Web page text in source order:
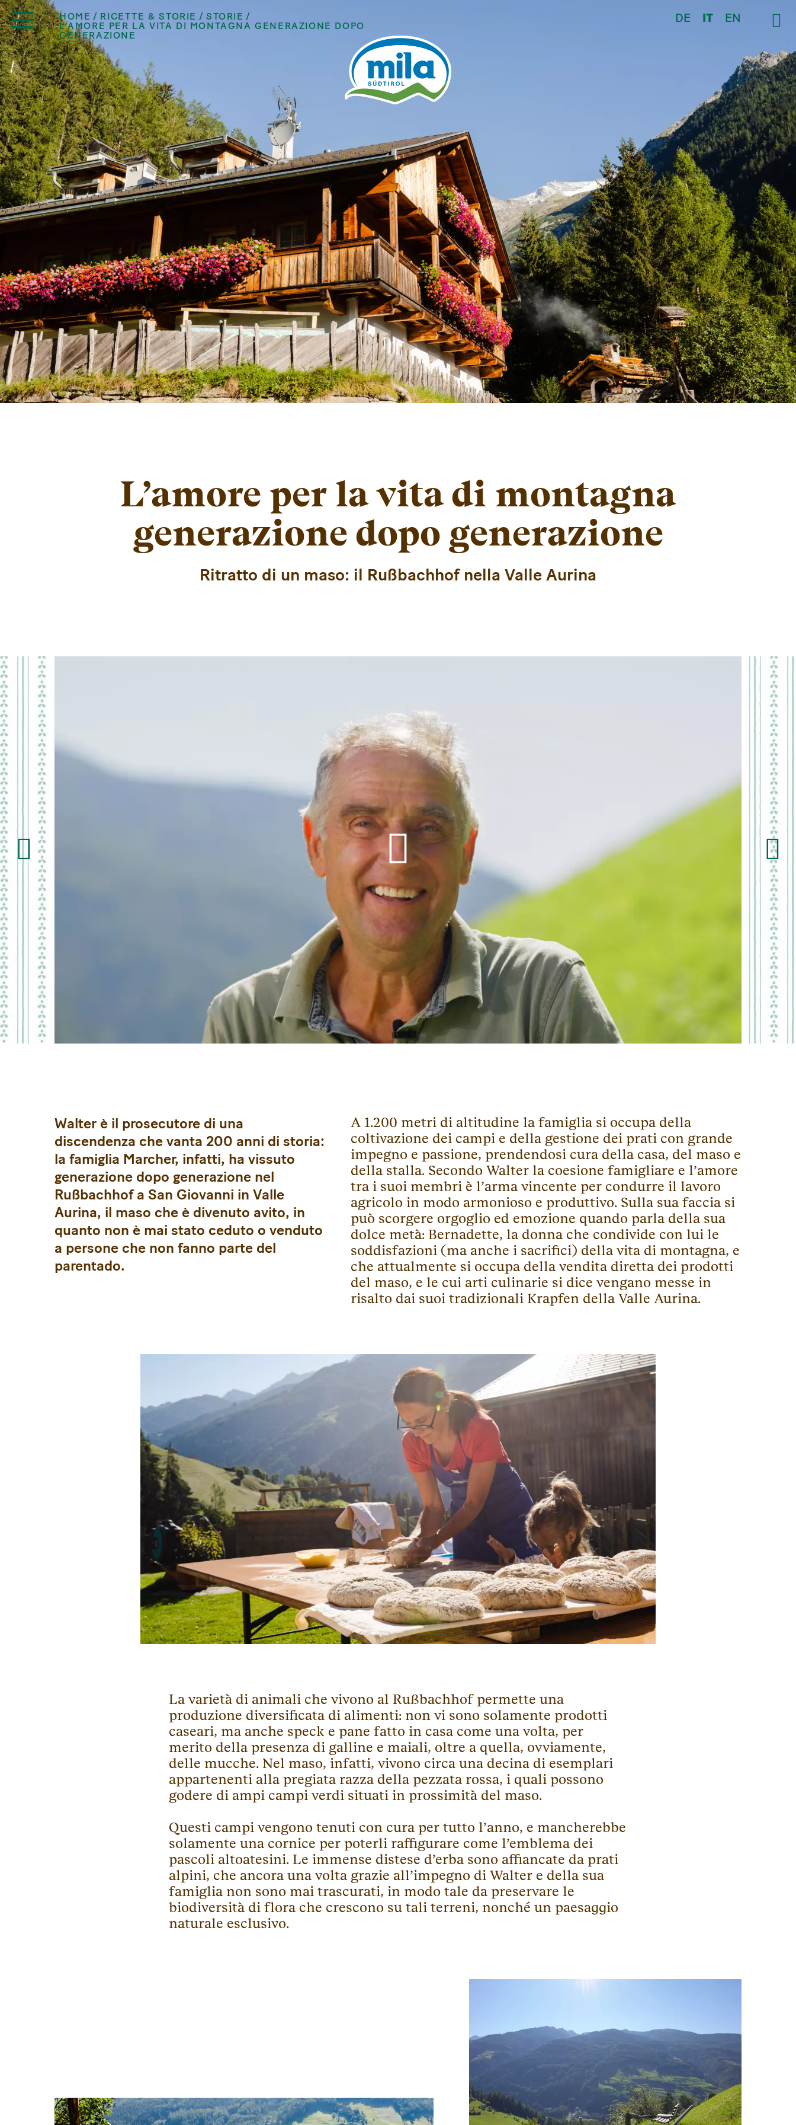
DE IT EN
HOME RICETTE & STORIE
STORIE
L’AMORE PER LA VITA DI MONTAGNA GENERAZIONE DOPO
GENERAZIONE
L’amore per la vita di montagna
generazione dopo generazione
Ritratto di un maso: il Rußbachhof nella Valle Aurina
Walter è il prosecutore di una
discendenza che vanta 200 anni di storia:
la famiglia Marcher, infatti, ha vissuto
generazione dopo generazione nel
Rußbachhof a San Giovanni in Valle
Aurina, il maso che è divenuto avito, in
quanto non è mai stato ceduto o venduto
a persone che non fanno parte del
parentado.
A 1.200 metri di altitudine la famiglia si occupa della
coltivazione dei campi e della gestione dei prati con grande
impegno e passione, prendendosi cura della casa, del maso e
della stalla. Secondo Walter la coesione famigliare e l’amore
tra i suoi membri è l’arma vincente per condurre il lavoro
agricolo in modo armonioso e produttivo. Sulla sua faccia si
può scorgere orgoglio ed emozione quando parla della sua
dolce metà: Bernadette, la donna che condivide con lui le
soddisfazioni (ma anche i sacrifici) della vita di montagna, e
che attualmente si occupa della vendita diretta dei prodotti
del maso, e le cui arti culinarie si dice vengano messe in
risalto dai suoi tradizionali Krapfen della Valle Aurina.
La varietà di animali che vivono al Rußbachhof permette una
produzione diversificata di alimenti: non vi sono solamente prodotti
caseari, ma anche speck e pane fatto in casa come una volta, per
merito della presenza di galline e maiali, oltre a quella, ovviamente,
delle mucche. Nel maso, infatti, vivono circa una decina di esemplari
appartenenti alla pregiata razza della pezzata rossa, i quali possono
godere di ampi campi verdi situati in prossimità del maso.
Questi campi vengono tenuti con cura per tutto l’anno, e mancherebbe
solamente una cornice per poterli raffigurare come l’emblema dei
pascoli altoatesini. Le immense distese d’erba sono affiancate da prati
alpini, che ancora una volta grazie all’impegno di Walter e della sua
famiglia non sono mai trascurati, in modo tale da preservare le
biodiversità di flora che crescono su tali terreni, nonché un paesaggio
naturale esclusivo.